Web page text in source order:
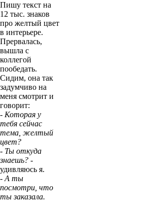
Пишу текст на
12 тыс. знаков
про желтый цвет
в интерьере.
Прервалась,
вышла с
коллегой
пообедать.
Сидим, она так
задумчиво на
меня смотрит и
говорит:
- Которая у
тебя сейчас
тема, желтый
цвет?
- Ты откуда
знаешь? -
удивляюсь я.
- А ты
посмотри, что
ты заказала.